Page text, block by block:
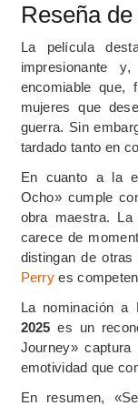
Reseña
La película
impresionante
encomiable que,
mujeres que
guerra. Sin
tardado tanto en
En cuanto a la
Ocho» cumple
obra maestra.
carece de
distingan de
Perry es
La nominación a
2025 es un
Journey»
emotividad que
En resumen,